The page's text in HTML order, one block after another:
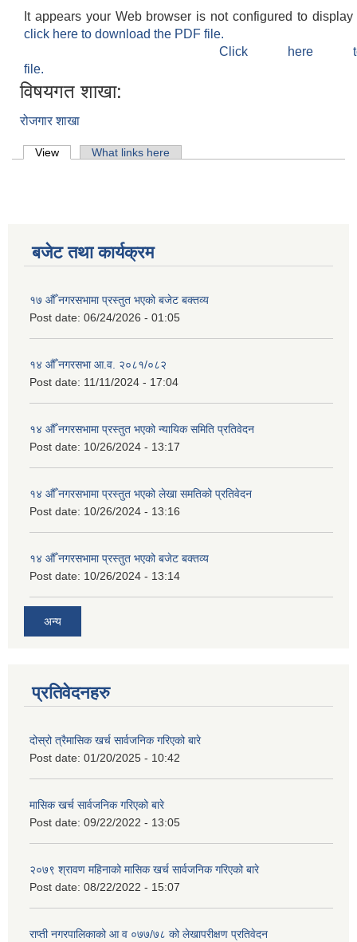
It appears your Web browser is not configured to
click here to download the PDF file.
Click here
file.
विषयगत शाखा:
रोजगार शाखा
Primary tabs
View (active tab)What links here
बजेट तथा कार्यक्रम
१७ औँ नगरसभामा प्रस्तुत भएको बजेट बक्तव्य
Post date: 06/24/2026 - 01:05
१४ औँ नगरसभा आ.व. २०८१/०८२
Post date: 11/11/2024 - 17:04
१४ औँ नगरसभामा प्रस्तुत भएको न्यायिक समिति प्रतिवेदन
Post date: 10/26/2024 - 13:17
१४ औँ नगरसभामा प्रस्तुत भएको लेखा समतिको प्रतिवेदन
Post date: 10/26/2024 - 13:16
१४ औँ नगरसभामा प्रस्तुत भएको बजेट बक्तव्य
Post date: 10/26/2024 - 13:14
अन्य
प्रतिवेदनहरु
दोस्रो त्रैमासिक खर्च सार्वजनिक गरिएको बारे
Post date: 01/20/2025 - 10:42
मासिक खर्च सार्वजनिक गरिएको बारे
Post date: 09/22/2022 - 13:05
२०७९ श्रावण महिनाको मासिक खर्च सार्वजनिक गरिएको बारे
Post date: 08/22/2022 - 15:07
राप्ती नगरपालिकाको आ व ०७७/७८ को लेखापरीक्षण प्रतिवेदन